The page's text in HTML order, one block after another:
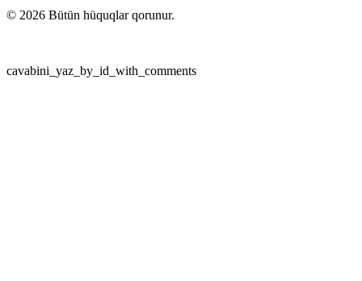
© 2026 Bütün hüquqlar qorunur.
cavabini_yaz_by_id_with_comments